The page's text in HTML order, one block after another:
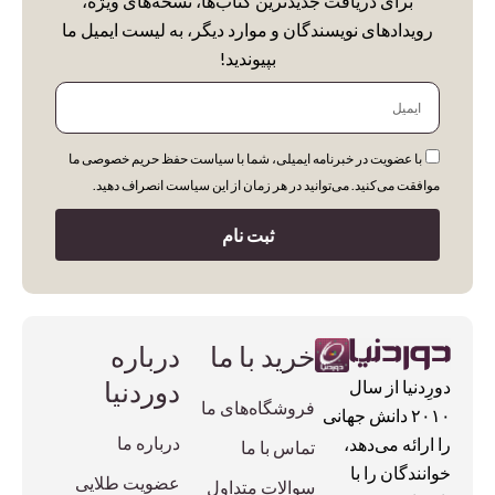
رویدادهای نویسندگان و موارد دیگر، به لیست ایمیل ما
بپیوندید!
ایمیل
با عضویت در خبرنامه ایمیلی، شما با سیاست حفظ حریم خصوصی ما
موافقت می‌کنید. می‌توانید در هر زمان از این سیاست انصراف دهید.
ثبت نام
دورِدنیا از سال
۲۰۱۰ دانش جهانی
را ارائه می‌دهد،
خوانندگان را با
خرید با ما
فروشگاه‌های ما
تماس با ما
سوالات متداول
درباره
دوردنیا
درباره ما
عضویت طلایی